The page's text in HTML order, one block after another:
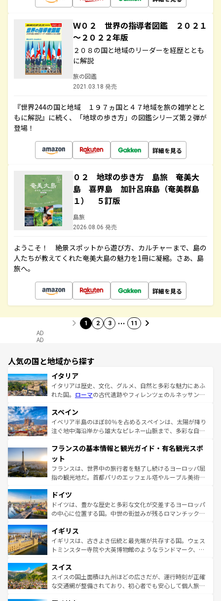
Ｗ０２ 世界の指導者図鑑 ２０２１
～２０２２年版
２０８の国と地域のリーダーを経歴ととも
に解説
旅の図鑑
2021.03.18 発売
『世界244の国と地域 １９７ヵ国と４７地域を旅の雑学とと
もに解説』に続く、「地球の歩き方」の図鑑シリーズ第２弾が
登場！
詳細を見る
０２ 地球の歩き方 島旅 奄美大
島 喜界島 加計呂麻島（奄美群島
１） ５訂版
島旅
2026.08.06 発売
ようこそ！ 絶景スポットから遊び方、カルチャーまで、島の
人たちが教えてくれた奄美大島の魅力を1冊に凝縮。さあ、島
旅へ。
詳細を見る
1 2 3 … 11
AD
AD
人気の国と地域から探す
イタリア
イタリアは歴史、文化、グルメ、自然と多彩な魅力にあふ
れた国。 ローマの古代遺跡やフィレンツェのルネッサンス
ろん、トスカーナの美しい田園風景やアマルフィ海岸の絶
景など、自然景観も見逃せない。観光の合間には、本場の
ピザやパスタなど、絶品のイタリア料理を堪能することも
ませてくれるイタリアで、忘れられない旅をしてみよう！
なお、新着のイタリア情報は
しい。
スペイン
イベリア半島のほぼ80％を占めるスペインは、太陽が降り
注ぐ地中海沿岸から雄大なピレネー山脈まで、多彩な自然
文化が根付くこの国では、情熱的なフラメンコ、熱気あふ
れる闘牛、そして美味しいタパスが生活の一部となってい
る。首都マドリードの洗練された雰囲気や、バルセロナの
アートに溢れた街角から、地方では古代ローマ遺跡や中世
せる。地方によって風土や気候が異なるスペインはその個
性で訪れる人を魅了する。 なお、新着のスペイン情報は コ
ンテンツ一覧を参照してほしい。
フランスの基本情報と観光ガイド・有名観光スポ
ット
フランスは、世界中の旅行者を魅了し続けるヨーロッパ屈
指の観光地だ。首都パリのエッフェル塔やルーブル美術館
で、幅広い魅力が詰まっている。華麗な宮殿、歴史的な大
聖堂、美しいビーチ、そして豊かな自然が、訪れる者を心
から魅了する。また、フランスは美食の国としても知ら
いる。シャンパンの発祥地であるランス、プロヴァンスの
香り高いラベンダー畑など、多彩な楽しみ方が可能だ。さ
らに、パリ以外の地域にも魅力が溢れており、どの街角に
れる地方に足を運ぶとそれぞれで全く異なる文化を体験で
きるだろう。 なお、新着のフランス情報はコンテンツ一覧
を参照してほしい。
ドイツ
ドイツは、豊かな歴史と多彩な文化が交差するヨーロッパ
の中心に位置する国。中世の街並みが残るロマンチック街
顔を持つこの国は、どこを歩いても飽きることがない。ベ
ルリンの文化的活気、バイエルン州のアルプスの絶景、そ
してライン川沿いのワイン畑といった風景は必見。ビール
は、お酒好きな人にはぜひ体験してほしい。 なお、新着の
ドイツ情報はコンテンツ一覧を参照してほしい。
イギリス
イギリスは、古きよき伝統と最先端が共存する国。ウェス
トミンスター寺院や大英博物館のようなランドマーク、歴
リアごとに異なる魅力がある。また、優雅なアフタヌーン
ティー、ビール好きにはたまらない英国パブ、サッカー観
戦など、本場だからこそできる体験も豊富。イギリスを旅
スイス
スイスの国土面積は九州ほどの広さだが、運行時刻が正確
な交通網が整備されており、初心者でも安心して個人旅行